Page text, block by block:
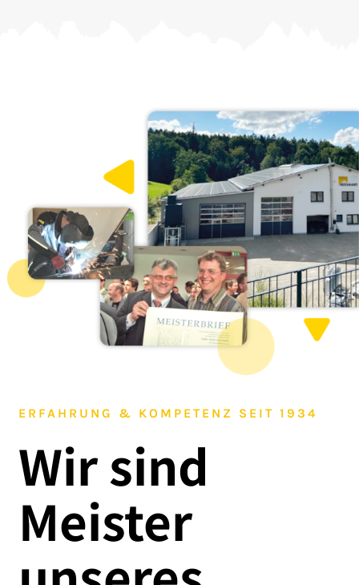
ERFAHRUNG & KOMPETENZ SEIT 1934
Wir sind
Meister